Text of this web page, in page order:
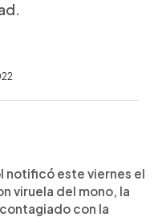
notificó este viernes el
viruela del mono, la
con la